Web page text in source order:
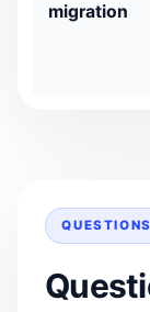
migration